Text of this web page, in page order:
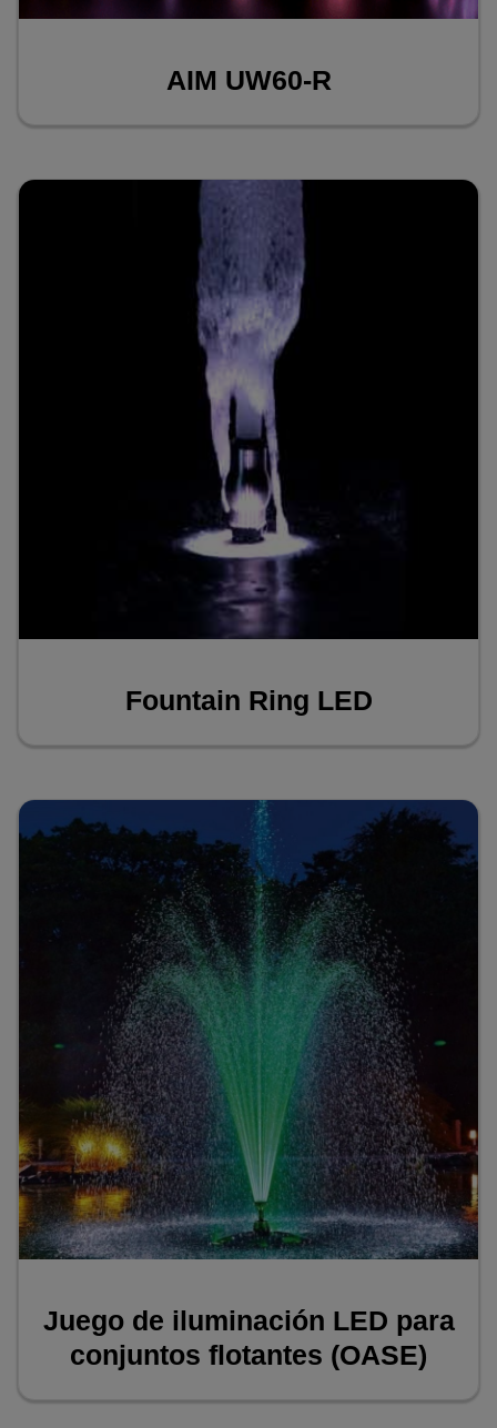
AIM UW60-R
Fountain Ring LED
Juego de iluminación LED para
conjuntos flotantes (OASE)